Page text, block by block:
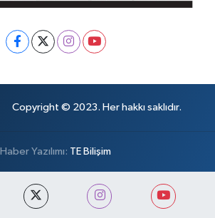
Copyright © 2023. Her hakkı saklıdır.
Haber Yazılımı: TE Bilişim